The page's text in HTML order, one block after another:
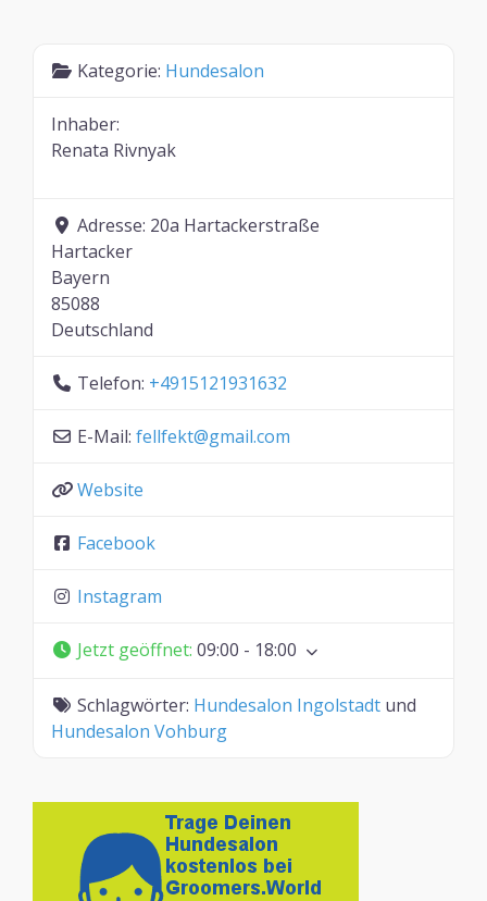
Kategorie: Hundesalon
Inhaber:
Renata Rivnyak
Adresse: 20a Hartackerstraße
Hartacker
Bayern
85088
Deutschland
Telefon: +4915121931632
E-Mail: fellfekt@gmail.com
Website
Facebook
Instagram
Jetzt geöffnet: 09:00 - 18:00
Schlagwörter: Hundesalon Ingolstadt und
Hundesalon Vohburg